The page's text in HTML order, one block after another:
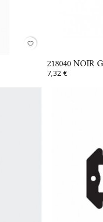
favorite_border
218040 NOIR
7,32 €